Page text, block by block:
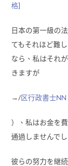
格]
日本の第一級の
てもそれほど難
なら、私はそれ
きますが
→/区行政書士
）、私はお金を
通過しませんで
彼らの努力を継